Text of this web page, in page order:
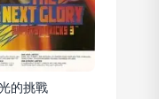
的挑戰